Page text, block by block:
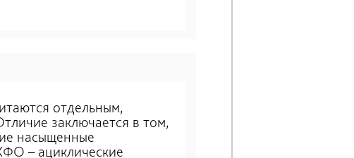
отдельным,
заключается в том,
насыщенные
– ациклические